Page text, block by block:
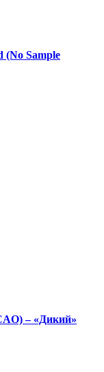
(No Sample
– «Дикий»